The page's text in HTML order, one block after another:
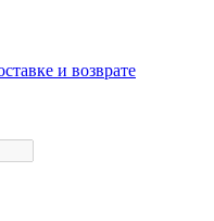
и возврате